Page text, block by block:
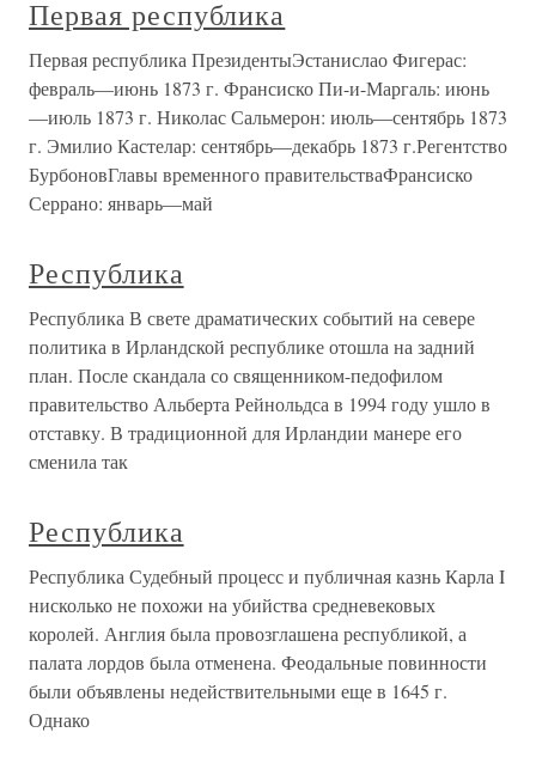
Первая республика
Первая республика ПрезидентыЭстанислао Фигерас:
февраль—июнь 1873 г. Франсиско Пи-и-Маргаль: июнь
—июль 1873 г. Николас Сальмерон: июль—сентябрь 1873
г. Эмилио Кастелар: сентябрь—декабрь 1873 г.Регентство
БурбоновГлавы временного правительстваФрансиско
Серрано: январь—май
Республика
Республика В свете драматических событий на севере
политика в Ирландской республике отошла на задний
план. После скандала со священником-педофилом
правительство Альберта Рейнольдса в 1994 году ушло в
отставку. В традиционной для Ирландии манере его
сменила так
Республика
Республика Судебный процесс и публичная казнь Карла I
нисколько не похожи на убийства средневековых
королей. Англия была провозглашена республикой, а
палата лордов была отменена. Феодальные повинности
были объявлены недействительными еще в 1645 г.
Однако